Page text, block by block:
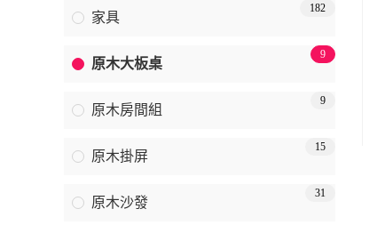
家具
182
原木大板桌
9
原木房間組
9
原木掛屏
15
原木沙發
31